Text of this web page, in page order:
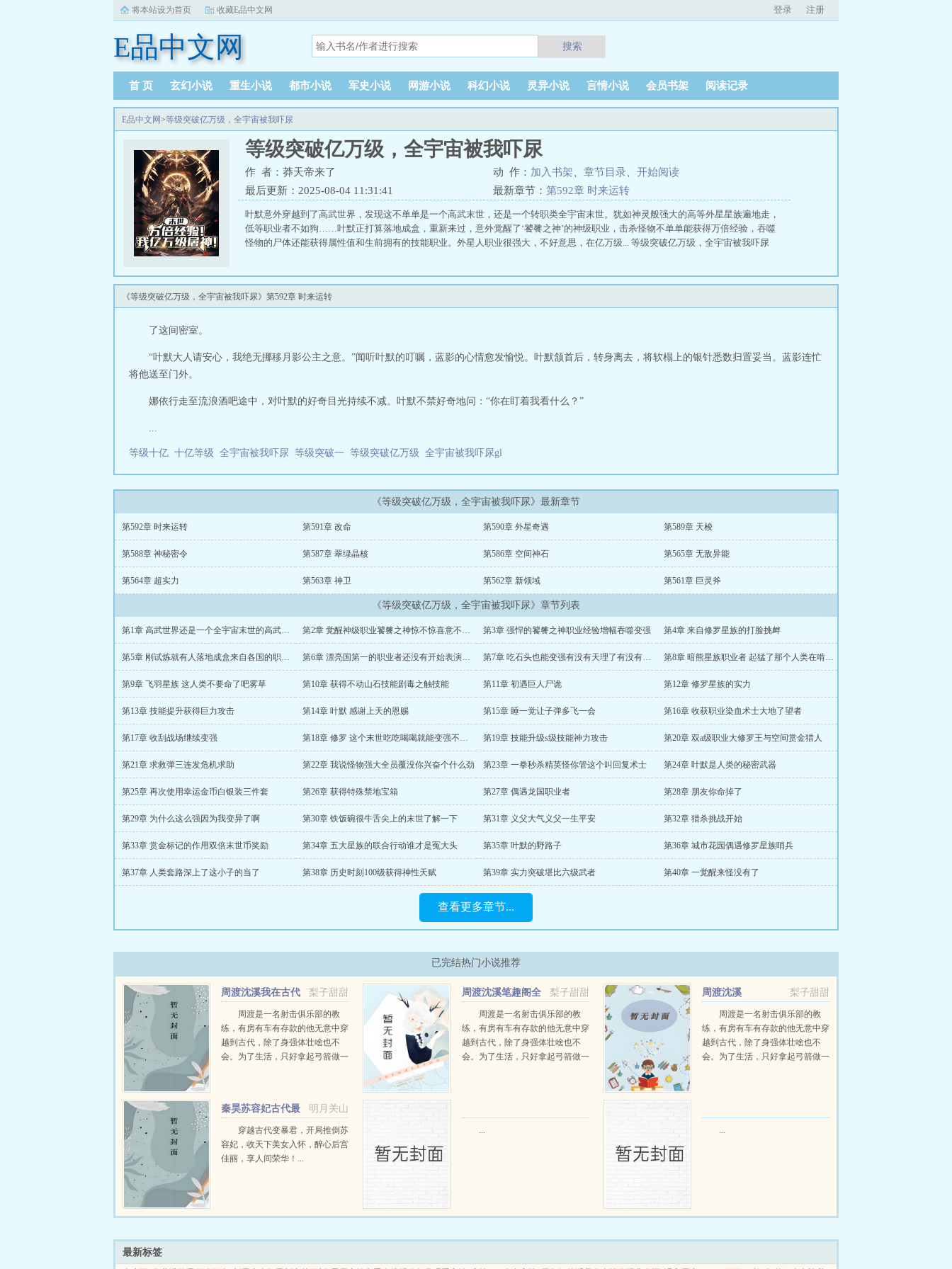
将本站设为首页 收藏E品中文网 登录 注册
E品中文网 搜索
首 页 玄幻小说 重生小说 都市小说 军史小说 网游小说 科幻小说 灵异小说 言情小说 会员书架 阅读记录
E品中文网>等级突破亿万级，全宇宙被我吓尿
等级突破亿万级，全宇宙被我吓尿
作 者：莽天帝来了 动 作： 加入书架 章节目录
开始阅读
最后更新：2025-08-04 11:31:41
最新章节： 第592章 时来运转
叶默意外穿越到了高武世界，发现这不单单是一个高武末世，还是一个转职类全宇宙末世。犹如神灵般强大的高等外星星族遍地走，
低等职业者不如狗……叶默正打算落地成盒，重新来过，意外觉醒了‘饕餮之神’的神级职业，击杀怪物不单单能获得万倍经验，吞噬
怪物的尸体还能获得属性值和生前拥有的技能职业。外星人职业很强大，不好意思，在亿万级... 等级突破亿万级，全宇宙被我吓尿
《等级突破亿万级，全宇宙被我吓尿》第592章 时来运转
了这间密室。
“叶默大人请安心，我绝无挪移月影公主之意。”闻听叶默的叮嘱，蓝影的心情愈发愉悦。叶默颔首后，转身离去，将软榻上的银针悉数归置妥当。蓝影连忙
将他送至门外。
娜依行走至流浪酒吧途中，对叶默的好奇目光持续不减。叶默不禁好奇地问：“你在盯着我看什么？”
...
等级十亿 十亿等级 全宇宙被我吓尿 等级突破一 等级突破亿万级 全宇宙被我吓尿gl
《等级突破亿万级，全宇宙被我吓尿》最新章节
第592章 时来运转 第591章 改命 第590章 外星奇遇 第589章 天梭
第588章 神秘密令 第587章 翠绿晶核 第586章 空间神石 第565章 无敌异能
第564章 超实力 第563章 神卫 第562章 新领域 第561章 巨灵斧
《等级突破亿万级，全宇宙被我吓尿》章节列表
第1章 高武世界还是一个全宇宙末世的高武世界 第2章 觉醒神级职业饕餮之神惊不惊喜意不意外 第3章 强悍的饕餮之神职业经验增幅吞噬变强 第4章 来自修罗星族的打脸挑衅
第5章 刚试炼就有人落地成盒来自各国的职业者们 第6章 漂亮国第一的职业者还没有开始表演就gg了 第7章 吃石头也能变强有没有天理了有没有王法了有没有 第8章 暗熊星族职业者 起猛了那个人类在啃石头耶
第9章 飞羽星族 这人类不要命了吧雾草 第10章 获得不动山石技能剧毒之触技能 第11章 初遇巨人尸诡 第12章 修罗星族的实力
第13章 技能提升获得巨力攻击 第14章 叶默 感谢上天的恩赐 第15章 睡一觉让子弹多飞一会 第16章 收获职业染血术士大地了望者
第17章 收刮战场继续变强 第18章 修罗 这个末世吃吃喝喝就能变强不可能 第19章 技能升级s级技能神力攻击 第20章 双a级职业大修罗王与空间赏金猎人
第21章 求救弹三连发危机求助 第22章 我说怪物强大全员覆没你兴奋个什么劲 第23章 一拳秒杀精英怪你管这个叫回复术士 第24章 叶默是人类的秘密武器
第25章 再次使用幸运金币白银装三件套 第26章 获得特殊禁地宝箱 第27章 偶遇龙国职业者 第28章 朋友你命掉了
第29章 为什么这么强因为我变异了啊 第30章 铁饭碗很牛舌尖上的末世了解一下 第31章 义父大气义父一生平安 第32章 猎杀挑战开始
第33章 赏金标记的作用双倍末世币奖励 第34章 五大星族的联合行动谁才是冤大头 第35章 叶默的野路子 第36章 城市花园偶遇修罗星族哨兵
第37章 人类套路深上了这小子的当了 第38章 历史时刻100级获得神性天赋 第39章 实力突破堪比六级武者 第40章 一觉醒来怪没有了
查看更多章节...
已完结热门小说推荐
梨子甜甜
周渡沈溪我在古代
当猎户小说免费在线阅读
周渡是一名射击俱乐部的教
练，有房有车有存款的他无意中穿
越到古代，除了身强体壮啥也不
会。为了生活，只好拿起弓箭做一
渡看着山下的寥寥炊烟，以及那...
梨子甜甜
周渡沈溪笔趣阁全
文免费阅读
周渡是一名射击俱乐部的教
练，有房有车有存款的他无意中穿
越到古代，除了身强体壮啥也不
会。为了生活，只好拿起弓箭做一
梨子甜甜
周渡沈溪
周渡是一名射击俱乐部的教
练，有房有车有存款的他无意中穿
越到古代，除了身强体壮啥也不
会。为了生活，只好拿起弓箭做一
明月关山
秦昊苏容妃古代最
强昏君最新章节在线阅读
穿越古代变暴君，开局推倒苏
容妃，收天下美女入怀，醉心后宫
佳丽，享人间荣华！...
... ...
最新标签